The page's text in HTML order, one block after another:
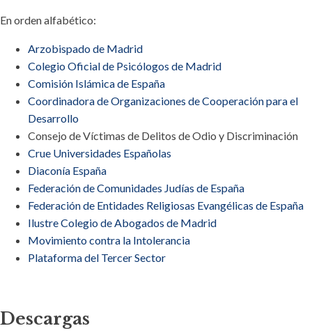
En orden alfabético:
Arzobispado de Madrid
Colegio Oficial de Psicólogos de Madrid
Comisión Islámica de España
Coordinadora de Organizaciones de Cooperación para el
Desarrollo
Consejo de Víctimas de Delitos de Odio y Discriminación
Crue Universidades Españolas
Diaconía España
Federación de Comunidades Judías de España
Federación de Entidades Religiosas Evangélicas de España
Ilustre Colegio de Abogados de Madrid
Movimiento contra la Intolerancia
Plataforma del Tercer Sector
Descargas